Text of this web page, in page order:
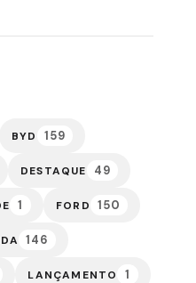
BYD 159
DESTAQUE 49
1 FORD 150
146
LANÇAMENTO 1